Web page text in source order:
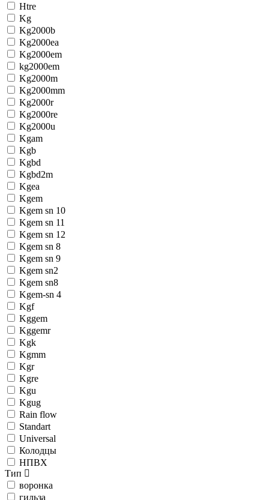
Htre
Kg
Kg2000b
Kg2000ea
Kg2000em
kg2000em
Kg2000m
Kg2000mm
Kg2000r
Kg2000re
Kg2000u
Kgam
Kgb
Kgbd
Kgbd2m
Kgea
Kgem
Kgem sn 10
Kgem sn 11
Kgem sn 12
Kgem sn 8
Kgem sn 9
Kgem sn2
Kgem sn8
Kgem-sn 4
Kgf
Kggem
Kggemr
Kgk
Kgmm
Kgr
Kgre
Kgu
Kgug
Rain flow
Standart
Universal
Колодцы
НПВХ
Тип
воронка
гильза